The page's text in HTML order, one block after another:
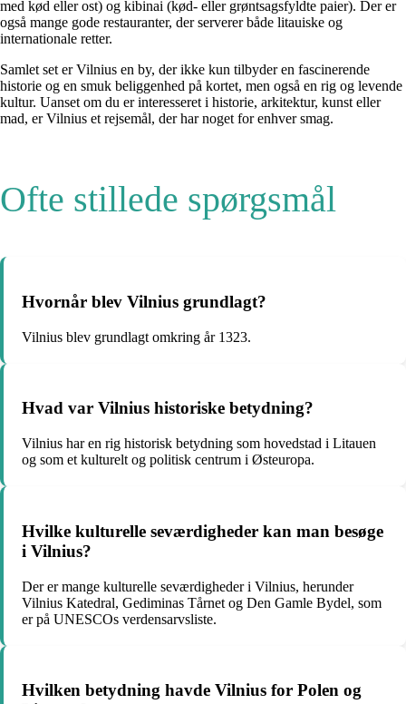
med kød eller ost) og kibinai (kød- eller grøntsagsfyldte paier). Der er
også mange gode restauranter, der serverer både litauiske og
internationale retter.
Samlet set er Vilnius en by, der ikke kun tilbyder en fascinerende
historie og en smuk beliggenhed på kortet, men også en rig og levende
kultur. Uanset om du er interesseret i historie, arkitektur, kunst eller
mad, er Vilnius et rejsemål, der har noget for enhver smag.
Ofte stillede spørgsmål
Hvornår blev Vilnius grundlagt?
Vilnius blev grundlagt omkring år 1323.
Hvad var Vilnius historiske betydning?
Vilnius har en rig historisk betydning som hovedstad i Litauen
og som et kulturelt og politisk centrum i Østeuropa.
Hvilke kulturelle seværdigheder kan man besøge
i Vilnius?
Der er mange kulturelle seværdigheder i Vilnius, herunder
Vilnius Katedral, Gediminas Tårnet og Den Gamle Bydel, som
er på UNESCOs verdensarvsliste.
Hvilken betydning havde Vilnius for Polen og